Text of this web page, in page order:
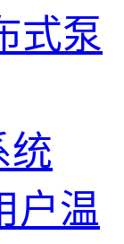
式泵
统
户温